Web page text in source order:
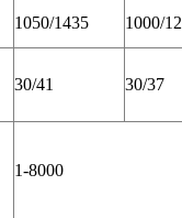
1050/1435
1000/
30/41 30/37
1-8000